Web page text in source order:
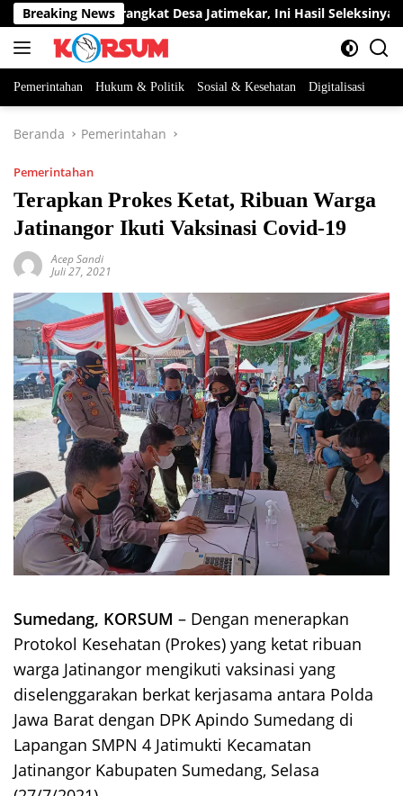
Langsung
ke
konten
Breaking News
Jabatan Perangkat Desa Jatimekar, Ini Hasil Seleksinya
Pemerintahan Hukum & Politik Sosial & Kesehatan Digitalisasi
Beranda Pemerintahan
Pemerintahan
Terapkan Prokes Ketat, Ribuan Warga
Jatinangor Ikuti Vaksinasi Covid-19
Acep Sandi
Juli 27, 2021
Sumedang, KORSUM – Dengan menerapkan
Protokol Kesehatan (Prokes) yang ketat ribuan
warga Jatinangor mengikuti vaksinasi yang
diselenggarakan berkat kerjasama antara Polda
Jawa Barat dengan DPK Apindo Sumedang di
Lapangan SMPN 4 Jatimukti Kecamatan
Jatinangor Kabupaten Sumedang, Selasa